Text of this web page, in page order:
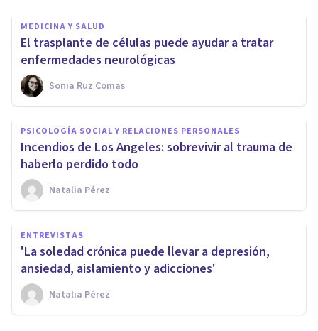
MEDICINA Y SALUD
El trasplante de células puede ayudar a tratar
enfermedades neurológicas
Sonia Ruz Comas
PSICOLOGÍA SOCIAL Y RELACIONES PERSONALES
Incendios de Los Angeles: sobrevivir al trauma de
haberlo perdido todo
Natalia Pérez
ENTREVISTAS
'La soledad crónica puede llevar a depresión,
ansiedad, aislamiento y adicciones'
Natalia Pérez